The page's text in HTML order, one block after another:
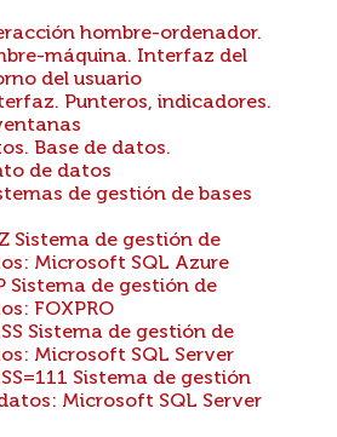
hombre-ordenador.
máquina. Interfaz del
del usuario
Punteros, indicadores.
Base de datos.
de datos
de gestión de bases
Sistema de gestión de
Microsoft SQL Azure
Sistema de gestión de
FOXPRO
Sistema de gestión de
Microsoft SQL Server
Sistema de gestión
Microsoft SQL Server